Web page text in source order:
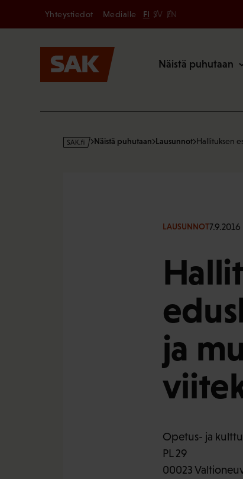
Secondary
Yhteystiedot Medialle FI SV EN
Näistä puhutaan
s
Näistä puhutaan Lausunnot Hallituksen
LAUSUNNOT7.9.2016
ja
Opetus- ja
PL 29
00023